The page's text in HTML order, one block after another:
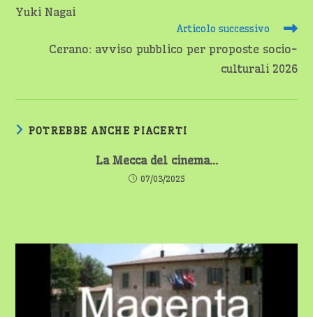
Yuki Nagai
Articolo successivo
Cerano: avviso pubblico per proposte socio-
culturali 2026
POTREBBE ANCHE PIACERTI
La Mecca del cinema…
07/03/2025